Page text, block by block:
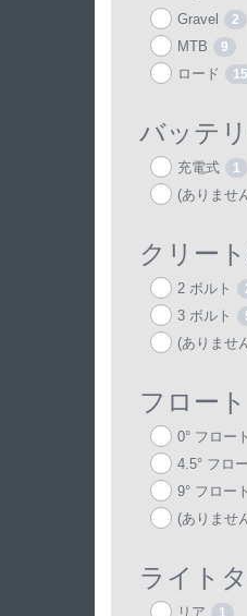
Gravel 2
MTB 9
ロード 15
バッテ
充電式 1
(ありませ
クリー
2 ボルト
3 ボルト
(ありませ
フロート
0° フロート
4.5° フロ
9° フロート
(ありませ
ライト
リア 1